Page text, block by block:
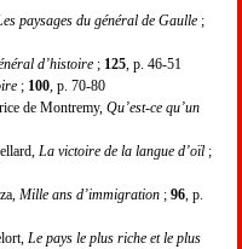
paysages du général de Gaulle ;
d’histoire ; 125 , p. 46-51
; 100 , p. 70-80
de Montremy, Qu’est-ce qu’un
La victoire de la langue d’oïl ;
Mille ans d’immigration ; 96 , p.
Le pays le plus riche et le plus